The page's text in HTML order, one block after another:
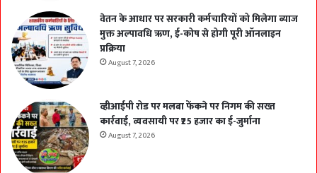
वेतन के आधार पर सरकारी कर्मचारियों को मिलेगा ब्याज
मुक्त अल्पावधि ऋण, ई-कोष से होगी पूरी ऑनलाइन
प्रक्रिया
August 7, 2026
व्हीआईपी रोड पर मलबा फेंकने पर निगम की सख्त
कार्रवाई, व्यवसायी पर ₹25 हजार का ई-जुर्माना
August 7, 2026